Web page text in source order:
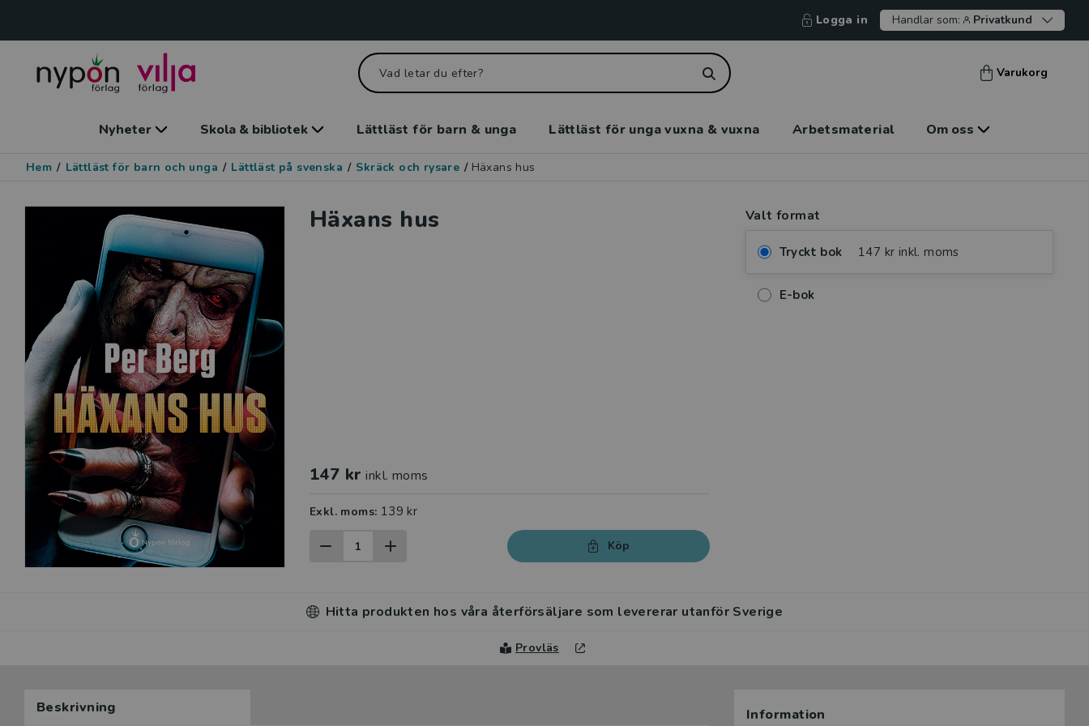
Logga in Handlar som: Privatkund
Varukorg
Nyheter Skola & bibliotek Lättläst för barn & unga Lättläst för unga vuxna & vuxna Arbetsmaterial Om oss
Hem / Lättläst för barn och unga / Lättläst på svenska / Skräck och rysare / Häxans hus
Häxans hus
147 kr inkl. moms
Exkl. moms: 139 kr
Köp
Valt format
Tryckt bok 147 kr inkl. moms
E-bok
Hitta produkten hos våra återförsäljare som levererar utanför Sverige
Provläs
Beskrivning Information